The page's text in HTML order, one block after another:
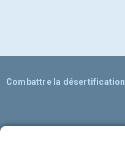
Combattre la désertification